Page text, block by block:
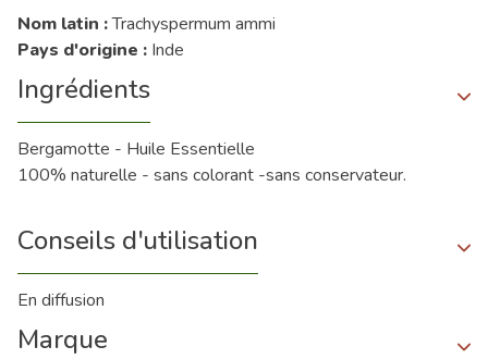
Nom latin :Trachyspermum ammi
Pays d'origine : Inde
Ingrédients
Bergamotte - Huile Essentielle
100% naturelle - sans colorant -sans conservateur.
Conseils d'utilisation
En diffusion
Marque